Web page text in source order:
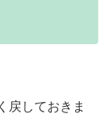
戻しておきま